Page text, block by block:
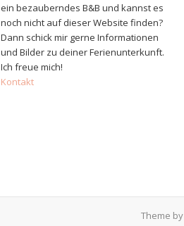
ein bezauberndes B&B und kannst es
noch nicht auf dieser Website finden?
Dann schick mir gerne Informationen
und Bilder zu deiner Ferienunterkunft.
Ich freue mich!
Kontakt
Theme by